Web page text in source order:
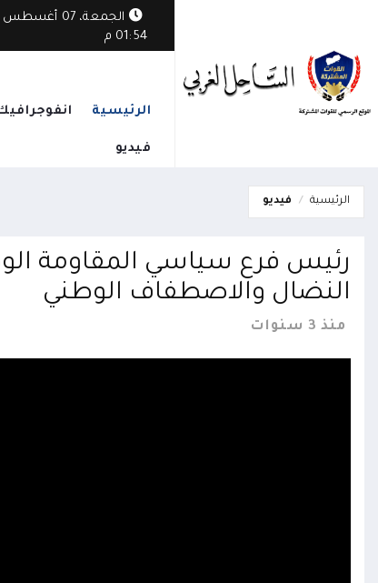
01:54 م
يستهدف قرية مأهولة في الوازعية ويخلف أضراراً بممتلكات
الرئيسية
فيديو
الرئيسية فيديو
رئيس فرع سياسي المقاومة
النضال والاصطفاف الوطني
منذ 3 سنوات